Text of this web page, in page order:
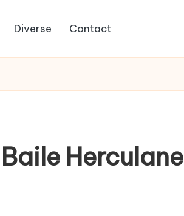
Diverse Contact
Herculane